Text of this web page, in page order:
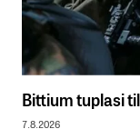
Bittium tuplasi
7.8.2026